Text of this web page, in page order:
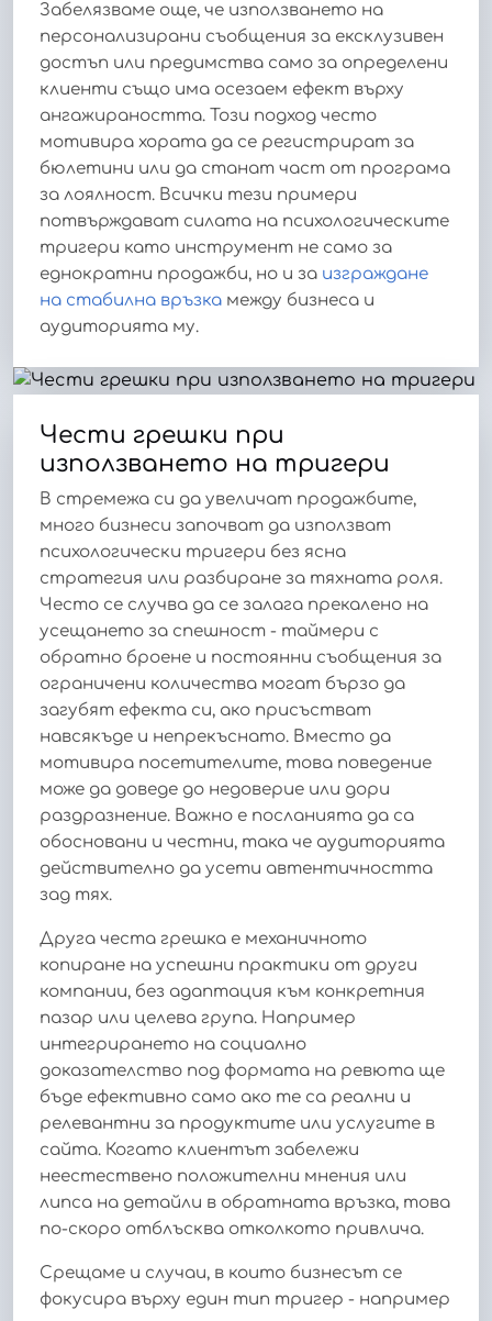
Забелязваме още, че използването на
персонализирани съобщения за ексклузивен
достъп или предимства само за определени
клиенти също има осезаем ефект върху
ангажираността. Този подход често
мотивира хората да се регистрират за
бюлетини или да станат част от програма
за лоялност. Всички тези примери
потвърждават силата на психологическите
тригери като инструмент не само за
еднократни продажби, но и за изграждане
на стабилна връзка между бизнеса и
аудиторията му.
Чести грешки при
използването на тригери
В стремежа си да увеличат продажбите,
много бизнеси започват да използват
психологически тригери без ясна
стратегия или разбиране за тяхната роля.
Често се случва да се залага прекалено на
усещането за спешност - таймери с
обратно броене и постоянни съобщения за
ограничени количества могат бързо да
загубят ефекта си, ако присъстват
навсякъде и непрекъснато. Вместо да
мотивира посетителите, това поведение
може да доведе до недоверие или дори
раздразнение. Важно е посланията да са
обосновани и честни, така че аудиторията
действително да усети автентичността
зад тях.
Друга честа грешка е механичното
копиране на успешни практики от други
компании, без адаптация към конкретния
пазар или целева група. Например
интегрирането на социално
доказателство под формата на ревюта ще
бъде ефективно само ако те са реални и
релевантни за продуктите или услугите в
сайта. Когато клиентът забележи
неестествено положителни мнения или
липса на детайли в обратната връзка, това
по-скоро отблъсква отколкото привлича.
Срещаме и случаи, в които бизнесът се
фокусира върху един тип тригер - например